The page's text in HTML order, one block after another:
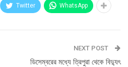
Twitter WhatsApp
NEXT POST
ডিসেম্বরের মধ্যে ত্রিপুরা থেকে বিদ‌্যুৎ